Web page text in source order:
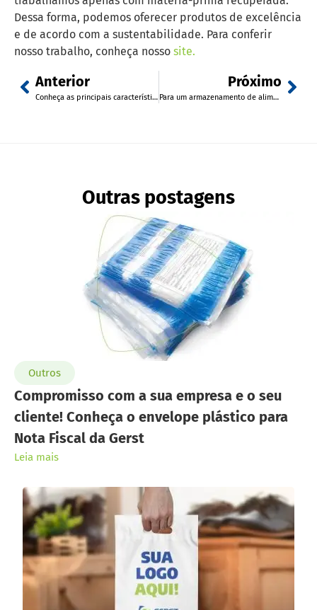
Dessa forma, podemos oferecer produtos de excelência
e de acordo com a sustentabilidade. Para conferir
nosso trabalho, conheça nosso site.
Anterior
Conheça as principais características do filme técnico de polipropileno
Próximo
Para um armazenamento de alimentos eficaz, filme técnico deve ser utilizado corretamente; veja
Outras postagens
Outros
Compromisso com a sua empresa e o seu
cliente! Conheça o envelope plástico para
Nota Fiscal da Gerst
Leia mais